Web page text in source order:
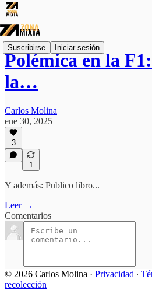
Suscribirse Iniciar sesión
Polémica en la
la…
Carlos Molina
ene 30, 2025
3
1
Y además: Publico libro...
Leer →
Comentarios
© 2026 Carlos Molina · Privacidad ∙
recolección